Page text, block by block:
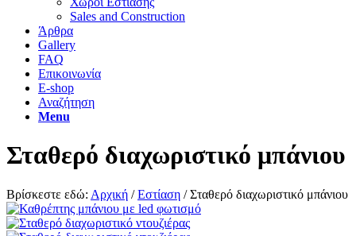
Sales and Construction
Άρθρα
Gallery
FAQ
Επικοινωνία
E-shop
Αναζήτηση
Menu
Σταθερό διαχωριστικό μπάνιου
Βρίσκεστε εδώ: Αρχική / Εστίαση / Σταθερό διαχωριστικό μπάνιου